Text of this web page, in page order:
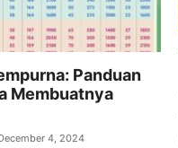
Panduan
Membuatnya
4, 2024